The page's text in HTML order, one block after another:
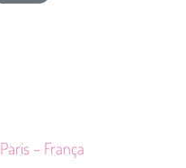
Paris – França